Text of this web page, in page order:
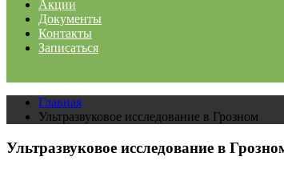
Акции
Документы
Контакты
Записаться
Главная
Ультразвуковое исследование в Грозном
Ультразвуковое исследование в